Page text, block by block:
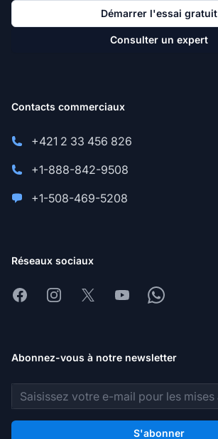
Démarrer l'essai gratuit
Consulter un expert
Contacts commerciaux
+421 2 33 456 826
+1-888-842-9508
+1-508-469-5208
Réseaux sociaux
FacebookInstagram
X YoutubeWhatsapp
Abonnez-vous à notre newsletter
Adresse e-mail
S'abonner